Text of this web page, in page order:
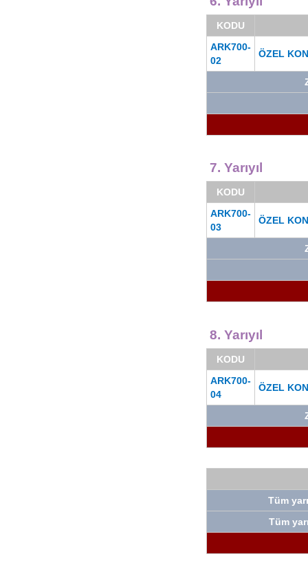
KODU
ARK700-
02
ÖZEL
7. Yarıyıl
KODU
ARK700-
03
ÖZEL
8. Yarıyıl
KODU
ARK700-
04
ÖZEL
Tüm
Tüm